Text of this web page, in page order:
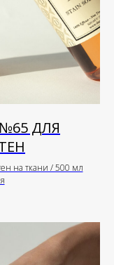
№65 ДЛЯ
на ткани / 500 мл